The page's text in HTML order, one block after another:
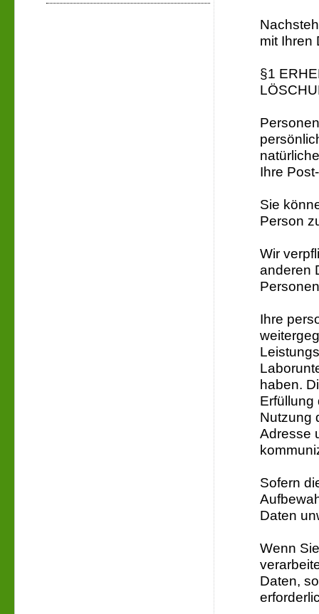
mit Ihren
§1
Ihre
Sie
Person
Wir
anderen
Ihre
haben.
Erfüllung
Nutzung
Adresse
Sofern
Daten
Wenn
Daten,